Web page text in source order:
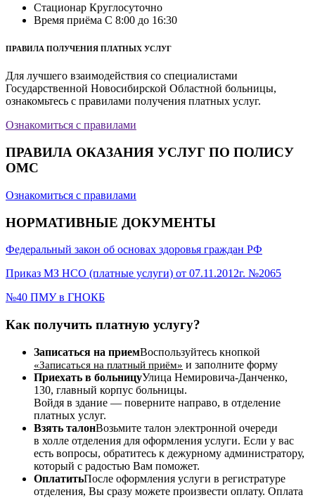
Стационар Круглосуточно
Время приёма С 8:00 до 16:30
ПРАВИЛА ПОЛУЧЕНИЯ ПЛАТНЫХ УСЛУГ
Для лучшего взаимодействия со специалистами
Государственной Новосибирской Областной больницы,
ознакомьтесь с правилами получения платных услуг.
Ознакомиться с правилами
ПРАВИЛА ОКАЗАНИЯ УСЛУГ ПО ПОЛИСУ
ОМС
Ознакомиться с правилами
НОРМАТИВНЫЕ ДОКУМЕНТЫ
Федеральный закон об основах здоровья граждан РФ
Приказ МЗ НСО (платные услуги) от 07.11.2012г. №2065
№40 ПМУ в ГНОКБ
Как получить платную услугу?
Записаться на приемВоспользуйтесь кнопкой
«Записаться на платный приём» и заполните форму
Приехать в больницуУлица Немировича-Данченко,
130, главный корпус больницы.
Войдя в здание — поверните направо, в отделение
платных услуг.
Взять талонВозьмите талон электронной очереди
в холле отделения для оформления услуги. Если у вас
есть вопросы, обратитесь к дежурному администратору,
который с радостью Вам поможет.
ОплатитьПосле оформления услуги в регистратуре
отделения, Вы сразу можете произвести оплату. Оплата